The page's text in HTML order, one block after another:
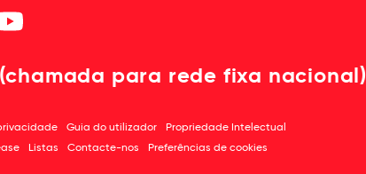
(chamada para rede fixa nacional)
Guia do utilizador
Propriedade Intelectual
Listas Contacte-nos Preferências de cookies